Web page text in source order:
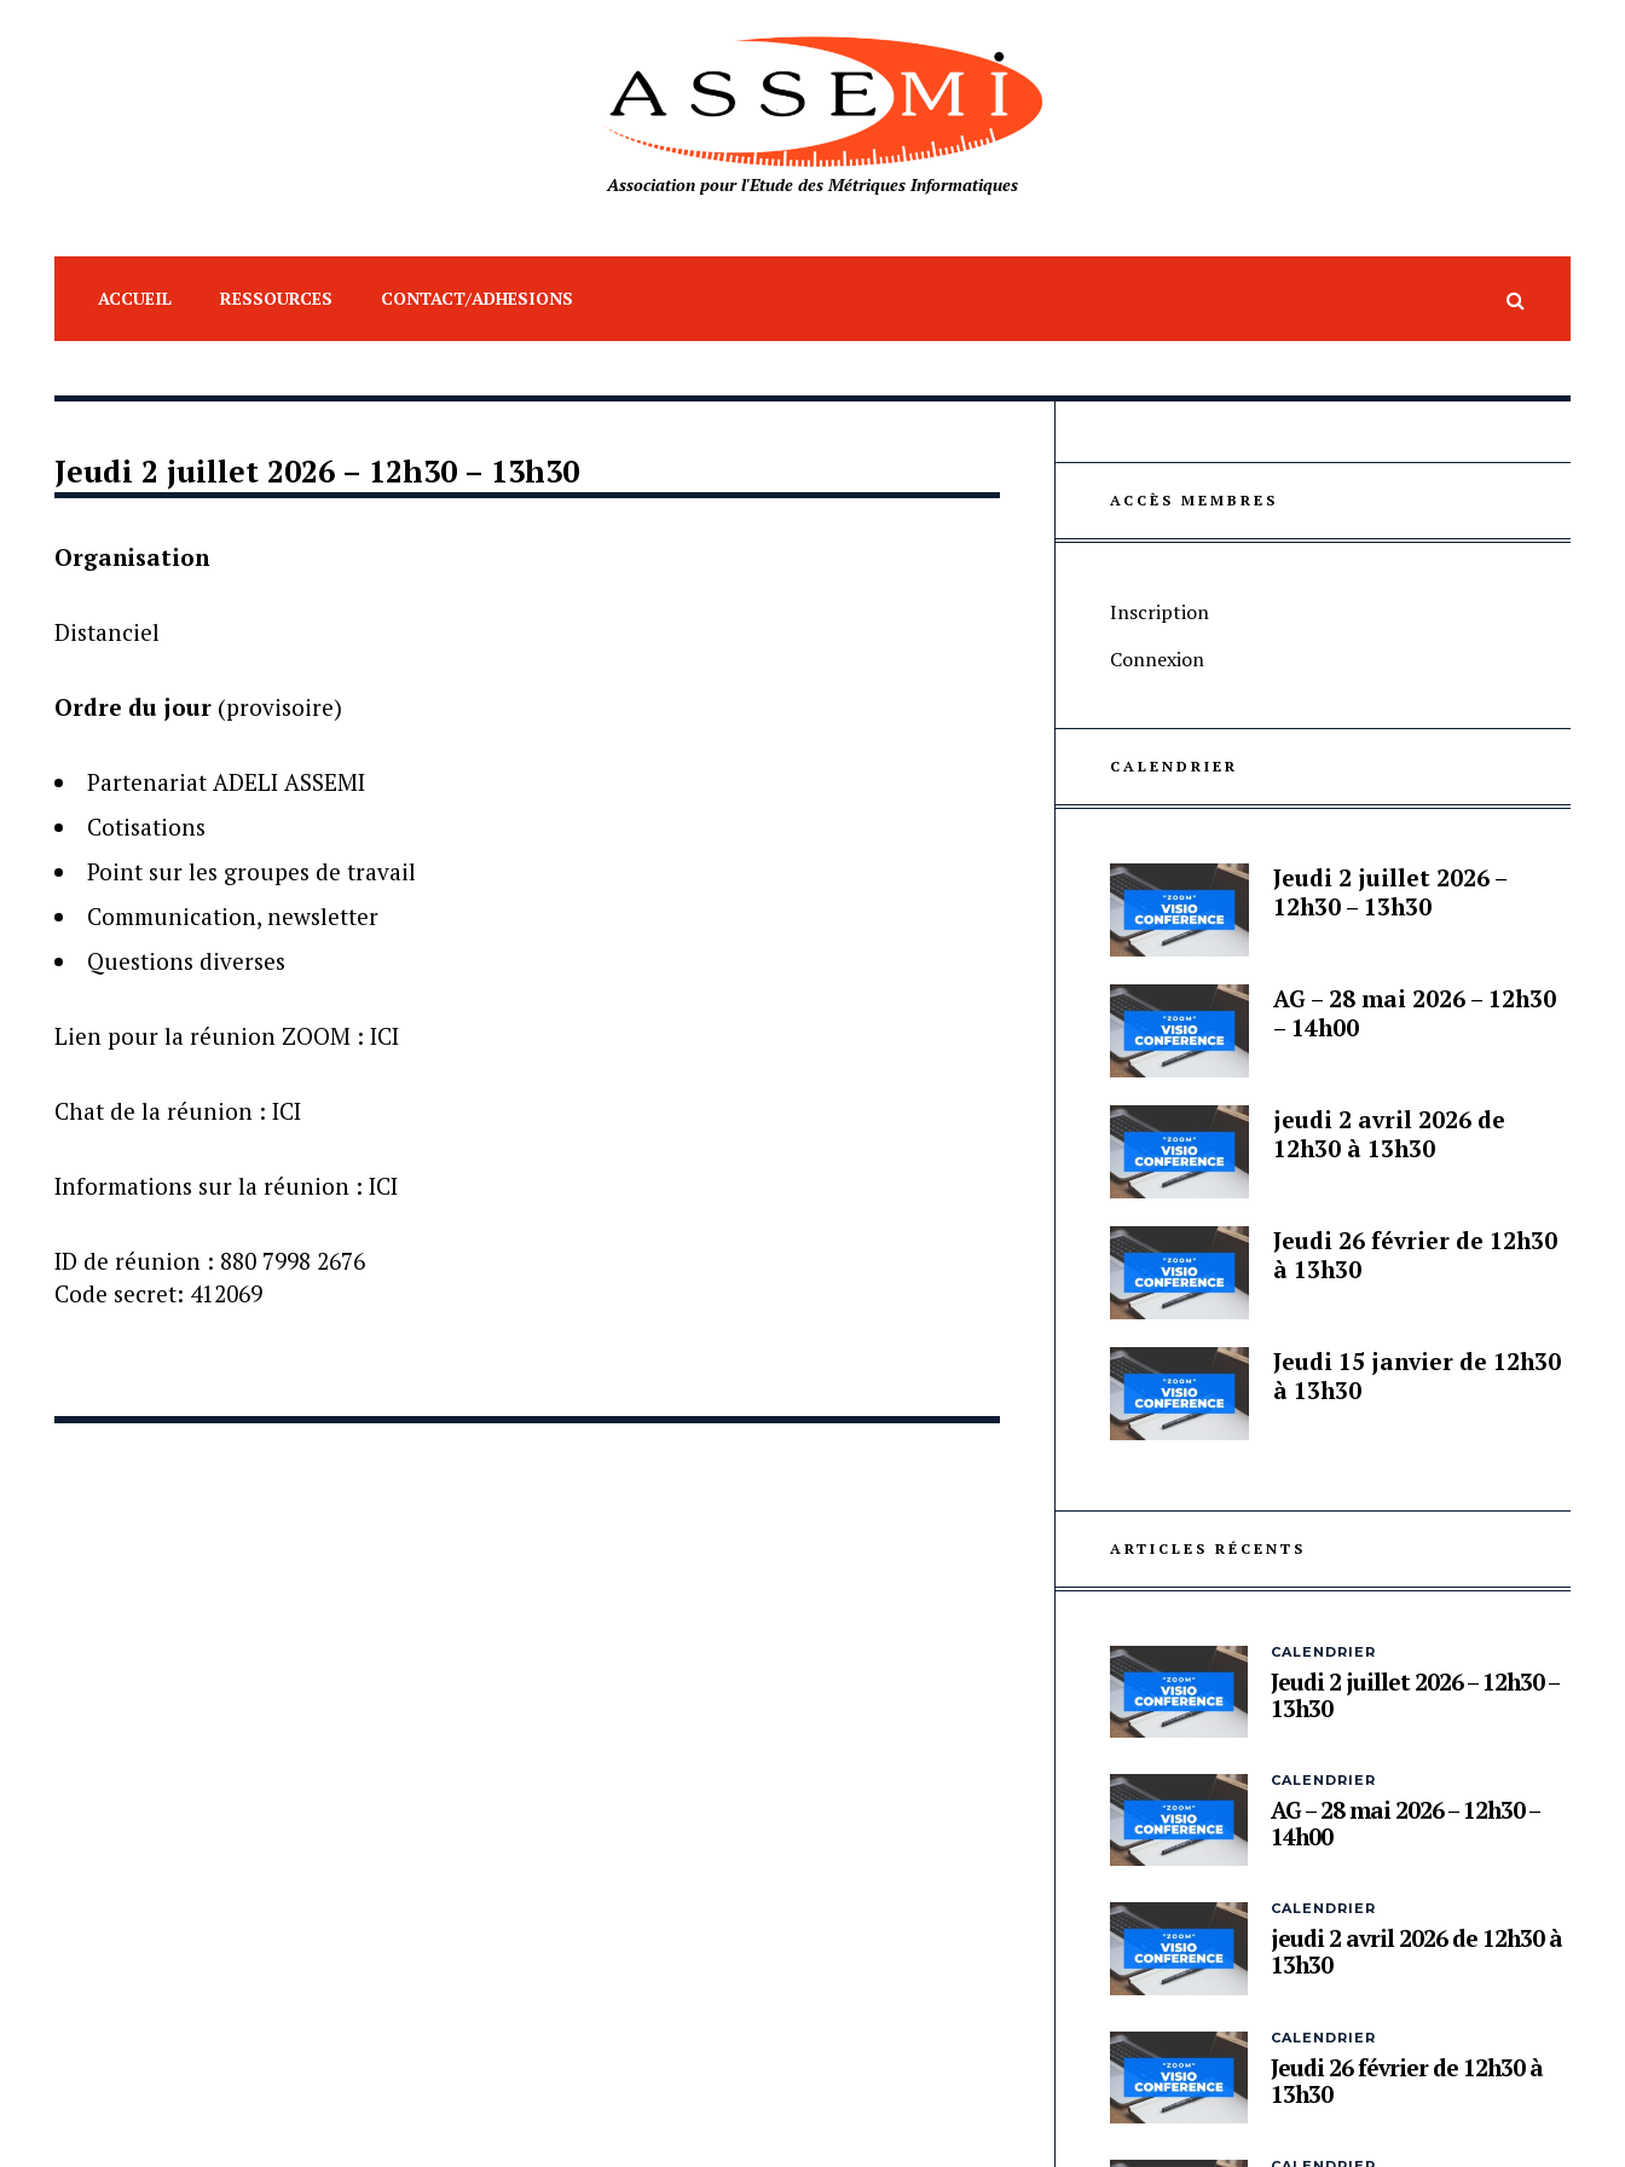
Association pour l'Etude des Métriques Informatiques
ACCUEIL RESSOURCES CONTACT/ADHESIONS
Jeudi 2 juillet 2026 – 12h30 – 13h30
Organisation
Distanciel
Ordre du jour (provisoire)
Partenariat ADELI ASSEMI
Cotisations
Point sur les groupes de travail
Communication, newsletter
Questions diverses
Lien pour la réunion ZOOM : ICI
Chat de la réunion : ICI
Informations sur la réunion : ICI
ID de réunion : 880 7998 2676
Code secret: 412069
ACCÈS MEMBRES
Inscription
Connexion
CALENDRIER
Jeudi 2 juillet 2026 –
12h30 – 13h30
AG – 28 mai 2026 – 12h30
– 14h00
jeudi 2 avril 2026 de
12h30 à 13h30
Jeudi 26 février de 12h30
à 13h30
Jeudi 15 janvier de 12h30
à 13h30
ARTICLES RÉCENTS
CALENDRIER
Jeudi 2 juillet 2026 – 12h30 –
13h30
CALENDRIER
AG – 28 mai 2026 – 12h30 –
14h00
CALENDRIER
jeudi 2 avril 2026 de 12h30 à
13h30
CALENDRIER
Jeudi 26 février de 12h30 à
13h30